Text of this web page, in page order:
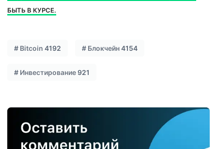
БЫТЬ В КУРСЕ.
# Bitcoin 4192 # Блокчейн4154
# Инвестирование921